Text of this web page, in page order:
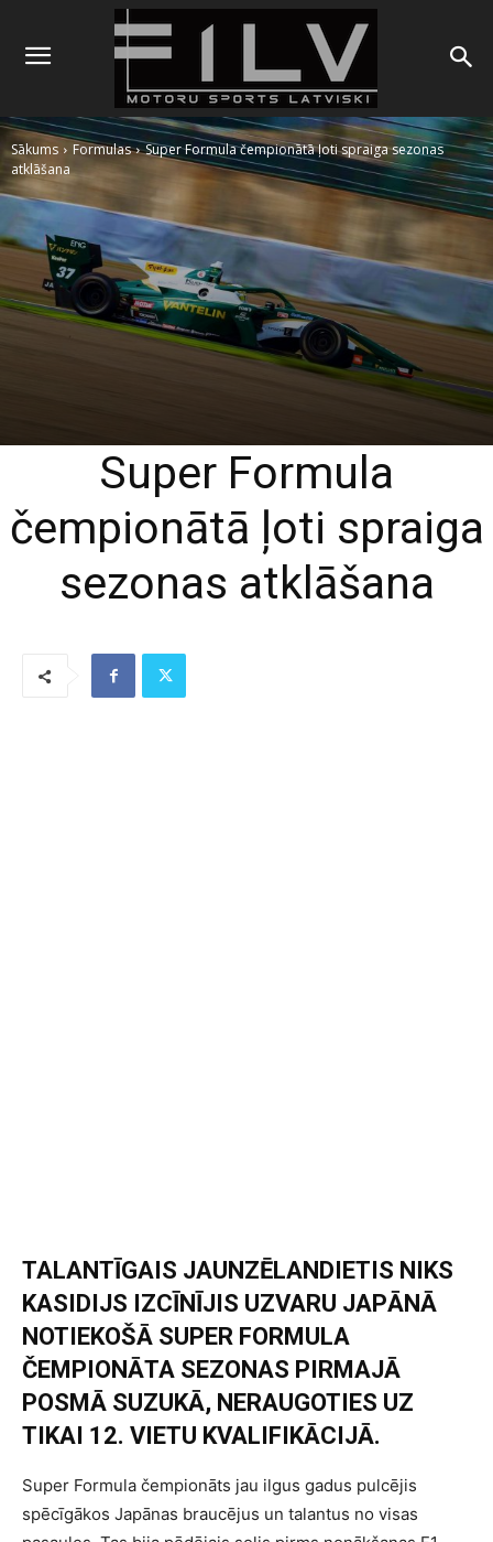
Sākums Formulas
Super Formula čempionātā ļoti spraiga sezonas
atklāšana
Super Formula
čempionātā ļoti spraiga
sezonas atklāšana
TALANTĪGAIS JAUNZĒLANDIETIS NIKS
KASIDIJS IZCĪNĪJIS UZVARU JAPĀNĀ
NOTIEKOŠĀ SUPER FORMULA
ČEMPIONĀTA SEZONAS PIRMAJĀ
POSMĀ SUZUKĀ, NERAUGOTIES UZ
TIKAI 12. VIETU KVALIFIKĀCIJĀ.
Super Formula čempionāts jau ilgus gadus pulcējis
spēcīgākos Japānas braucējus un talantus no visas